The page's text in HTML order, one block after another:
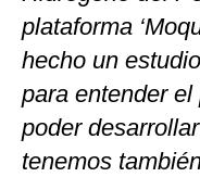
plataforma
hecho un
para entender
poder
tenemos